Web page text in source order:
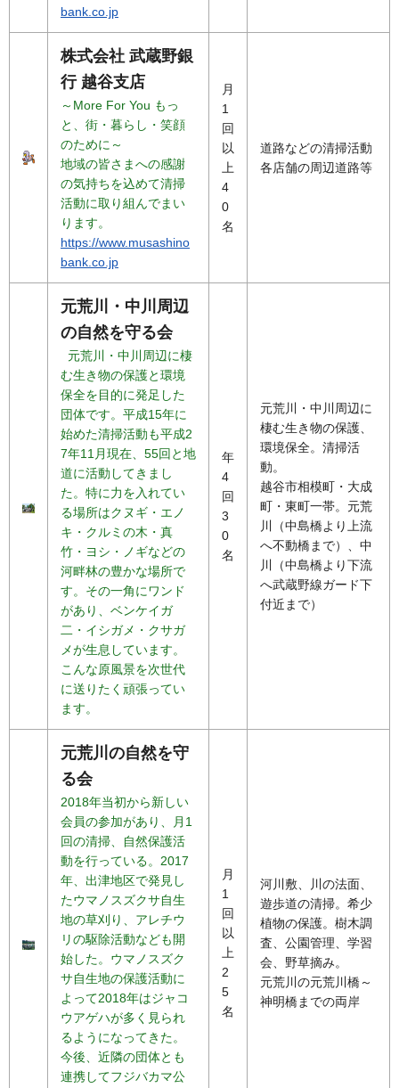
bank.co.jp
株式会社 武蔵野銀
行 越谷支店
～More For You もっ
と、街・暮らし・笑顔
のために～
地域の皆さまへの感謝
の気持ちを込めて清掃
活動に取り組んでまい
ります。
https://www.musashino
bank.co.jp
月
1
回
以
上
4
0
名
道路などの清掃活動
各店舗の周辺道路等
元荒川・中川周辺
の自然を守る会
元荒川・中川周辺に棲
む生き物の保護と環境
保全を目的に発足した
団体です。平成15年に
始めた清掃活動も平成2
7年11月現在、55回と地
道に活動してきまし
た。特に力を入れてい
る場所はクヌギ・エノ
キ・クルミの木・真
竹・ヨシ・ノギなどの
河畔林の豊かな場所で
す。その一角にワンド
があり、ベンケイガ
二・イシガメ・クサガ
メが生息しています。
こんな原風景を次世代
に送りたく頑張ってい
ます。
年
4
回
3
0
名
元荒川・中川周辺に
棲む生き物の保護、
環境保全。清掃活
動。
越谷市相模町・大成
町・東町一帯。元荒
川（中島橋より上流
へ不動橋まで）、中
川（中島橋より下流
へ武蔵野線ガード下
付近まで）
元荒川の自然を守
る会
2018年当初から新しい
会員の参加があり、月1
回の清掃、自然保護活
動を行っている。2017
年、出津地区で発見し
たウマノスズクサ自生
地の草刈り、アレチウ
リの駆除活動なども開
始した。ウマノスズク
サ自生地の保護活動に
よって2018年はジャコ
ウアゲハが多く見られ
るようになってきた。
今後、近隣の団体とも
連携してフジバカマ公
月
1
回
以
上
2
5
名
河川敷、川の法面、
遊歩道の清掃。希少
植物の保護。樹木調
査、公園管理、学習
会、野草摘み。
元荒川の元荒川橋～
神明橋までの両岸